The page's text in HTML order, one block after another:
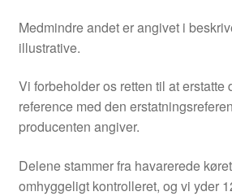
Medmindre andet er angivet i
illustrative.
Vi forbeholder os retten til at erstatte
reference med den
producenten angiver.
Delene stammer fra havarerede
omhyggeligt kontrolleret, og vi yder